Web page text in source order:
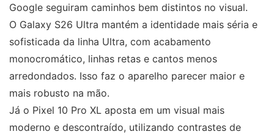
Google seguiram caminhos bem distintos no visual.
O Galaxy S26 Ultra mantém a identidade mais séria e
sofisticada da linha Ultra, com acabamento
monocromático, linhas retas e cantos menos
arredondados. Isso faz o aparelho parecer maior e
mais robusto na mão.
Já o Pixel 10 Pro XL aposta em um visual mais
moderno e descontraído, utilizando contrastes de